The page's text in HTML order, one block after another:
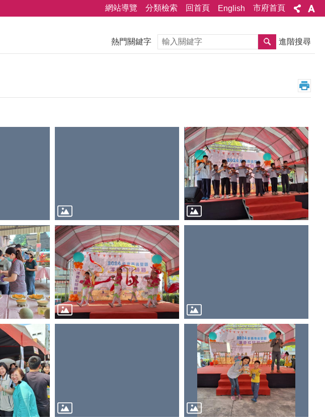
網站導覽 分類檢索 回首頁 English 市府首頁
熱門關鍵字 搜尋 進階搜尋